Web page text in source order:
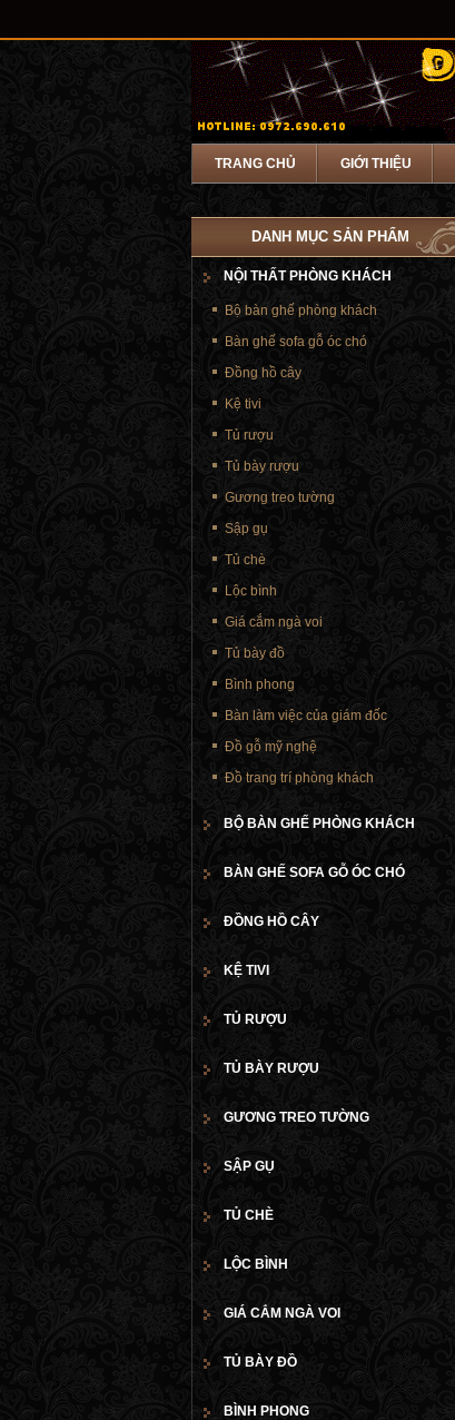
TRANG CHỦ GIỚI THIỆU
DANH MỤC SẢN PHẨM
NỘI THẤT PHÒNG KHÁCH
Bộ bàn ghế phòng khách
Bàn ghế sofa gỗ óc chó
Đồng hồ cây
Kệ tivi
Tủ rượu
Tủ bày rượu
Gương treo tường
Sập gụ
Tủ chè
Lộc bình
Giá cắm ngà voi
Tủ bày đồ
Bình phong
Bàn làm việc của giám đốc
Đồ gỗ mỹ nghệ
Đồ trang trí phòng khách
BỘ BÀN GHẾ PHÒNG KHÁCH
BÀN GHẾ SOFA GỖ ÓC CHÓ
ĐỒNG HỒ CÂY
KỆ TIVI
TỦ RƯỢU
TỦ BÀY RƯỢU
GƯƠNG TREO TƯỜNG
SẬP GỤ
TỦ CHÈ
LỘC BÌNH
GIÁ CẮM NGÀ VOI
TỦ BÀY ĐỒ
BÌNH PHONG